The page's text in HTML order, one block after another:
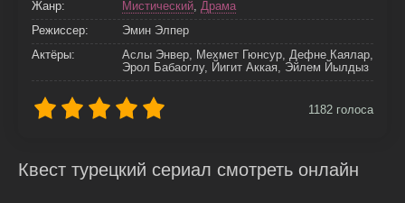
Жанр:
Мистический, Драма
Режиссер:
Эмин Элпер
Актёры:
Аслы Энвер, Мехмет Гюнсур, Дефне Каялар,
Эрол Бабаоглу, Йигит Аккая, Эйлем Йылдыз
1182 голоса
Квест турецкий сериал смотреть онлайн